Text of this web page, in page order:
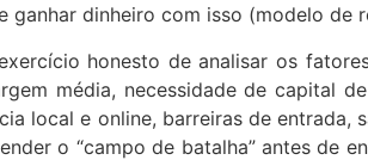
ganhar dinheiro com isso (modelo de
honesto de analisar os
média, necessidade de capital
local e online, barreiras de entrada,
o “campo de batalha” antes de